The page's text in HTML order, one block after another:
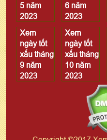
5 năm
2023
6 năm
2023
Xem
ngày tốt
xấu tháng
9 năm
2023
Xem
ngày tốt
xấu tháng
10 năm
2023